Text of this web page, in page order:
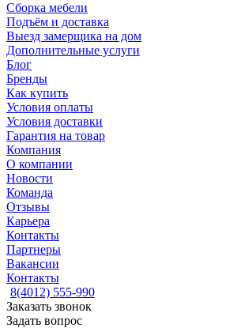
Сборка мебели
Подъём и доставка
Выезд замерщика на дом
Дополнительные услуги
Блог
Бренды
Как купить
Условия оплаты
Условия доставки
Гарантия на товар
Компания
О компании
Новости
Команда
Отзывы
Карьера
Контакты
Партнеры
Вакансии
Контакты
8(4012) 555-990
Заказать звонок
Задать вопрос